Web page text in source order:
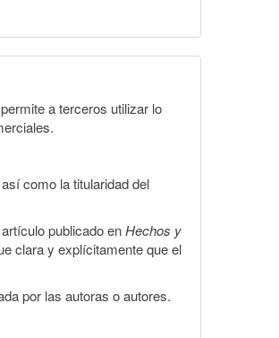
a terceros utilizar lo
como la titularidad del
publicado enHechos y
clara y explícitamente que el
por las autoras o autores.